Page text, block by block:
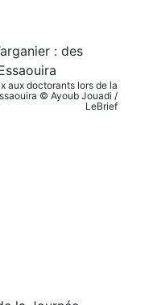
aux doctorants lors de la
© Ayoub Jouadi /
LeBrief